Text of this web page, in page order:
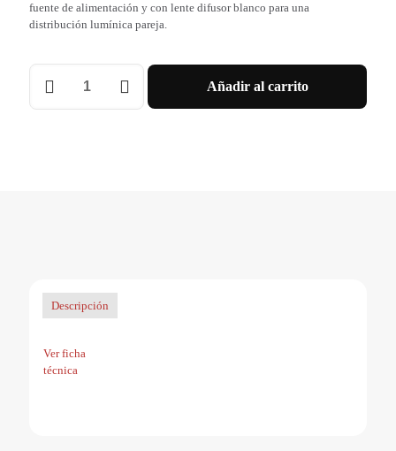
fuente de alimentación y con lente difusor blanco para una
distribución lumínica pareja.
G9
MACROLED
OPAL
Añadir al carrito
Descripción
Ver ficha
técnica